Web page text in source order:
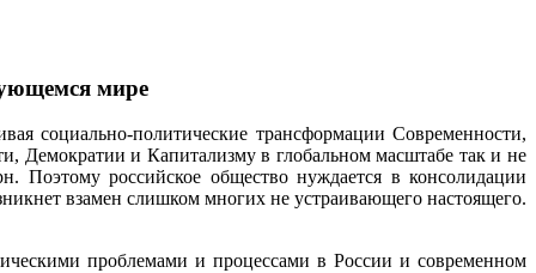
мире
социально-политические трансформации Современности,
Демократии и Капитализму в глобальном масштабе так и не
Поэтому российское общество нуждается в консолидации
взамен слишком многих не устраивающего настоящего.
проблемами и процессами в России и современном